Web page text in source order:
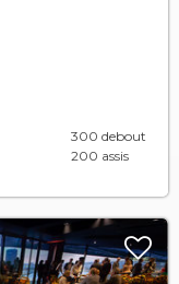
300 debout
200 assis